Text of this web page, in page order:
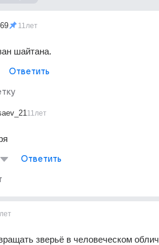
11лет
шайтана.
Ответить
11лет
Ответить
зверьё в человеческом